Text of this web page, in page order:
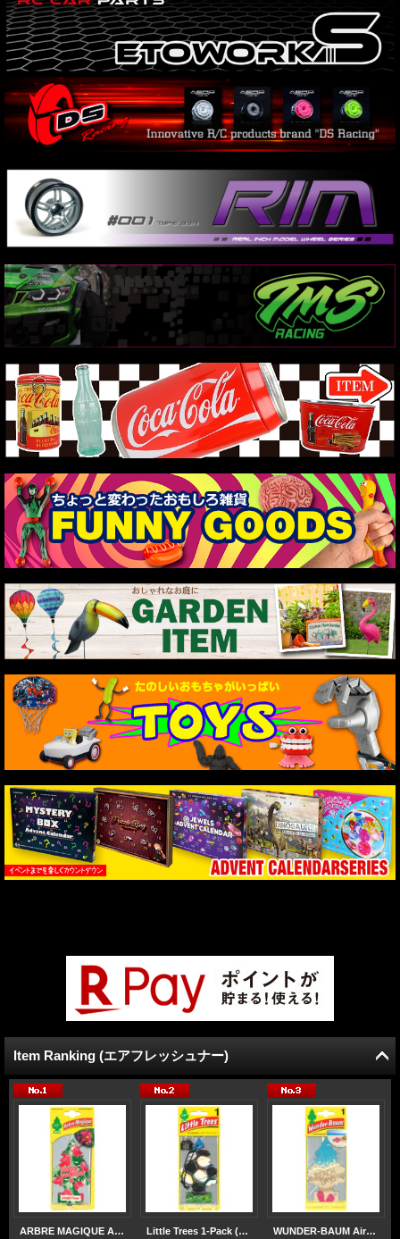
Item Ranking (エアフレッシュナー)
ARBRE MAGIQUE Air Freshener ( Jungle Fever )【メール便OK】 Little Trees 1-Pack (Soccer)【 2026 限定 】【メール便OK】 WUNDER-BAUM AirFreshener ( Beach Days ) 【メール便OK】